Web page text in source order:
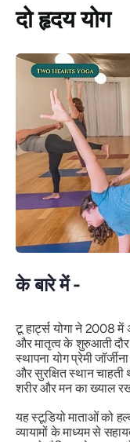
दो हृदय योग
के बारे में -
टू हार्ट्स योगा ने 2008
और मातृत्व के शुरुआती
स्थापना योग प्रेमी
और सुरक्षित स्थान
शरीर और मन का ख्याल
यह स्टूडियो माताओं को
व्यायामों के माध्यम से